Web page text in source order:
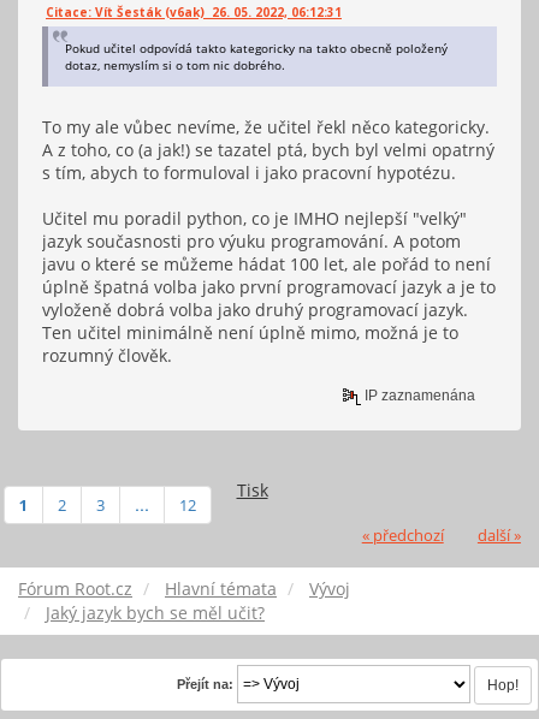
Citace: Vít Šesták (v6ak) 26. 05. 2022, 06:12:31
Pokud učitel odpovídá takto kategoricky na takto obecně položený
dotaz, nemyslím si o tom nic dobrého.
To my ale vůbec nevíme, že učitel řekl něco kategoricky.
A z toho, co (a jak!) se tazatel ptá, bych byl velmi opatrný
s tím, abych to formuloval i jako pracovní hypotézu.
Učitel mu poradil python, co je IMHO nejlepší "velký"
jazyk současnosti pro výuku programování. A potom
javu o které se můžeme hádat 100 let, ale pořád to není
úplně špatná volba jako první programovací jazyk a je to
vyloženě dobrá volba jako druhý programovací jazyk.
Ten učitel minimálně není úplně mimo, možná je to
rozumný člověk.
IP zaznamenána
Tisk
1 2 3 ... 12
« předchozí další »
Fórum Root.cz Hlavní témata
Vývoj
Jaký jazyk bych se měl učit?
Přejít na: